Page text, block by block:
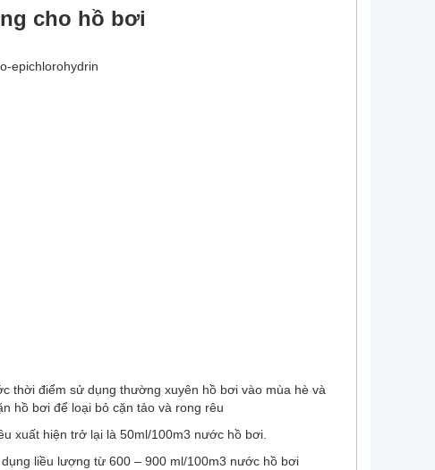
cho hồ bơi
epichlorohydrin
thời điểm sử dụng thường xuyên hồ bơi vào mùa hè và
hồ bơi để loại bỏ cặn tảo và rong rêu
xuất hiện trở lại là 50ml/100m3 nước hồ bơi.
liều lượng từ 600 – 900 ml/100m3 nước hồ bơi